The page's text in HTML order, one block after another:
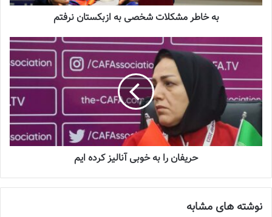
به خاطر مشکلات شخصی به ازبکستان نرفتم
حریفان را به خوبی آنالیز کرده ایم
نوشته های مشابه